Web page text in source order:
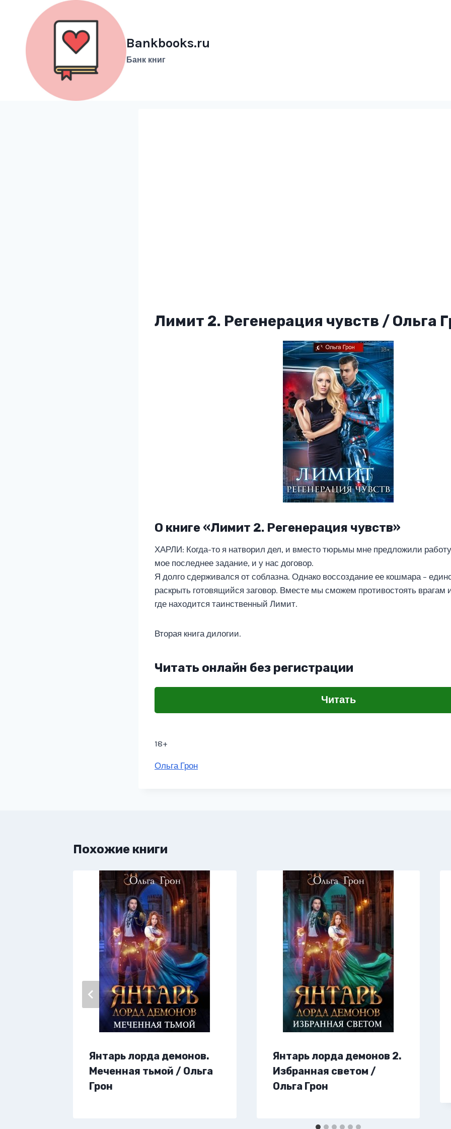
содержимому
Bankbooks.ru
Банк книг
Лимит 2. Регенерация чувств / Ольга
О книге «Лимит 2. Регенерация чувств»
ХАРЛИ: Когда-то я натворил дел, и вместо тюрьмы мне предложили
мое последнее задание, и у нас договор.
Я долго сдерживался от соблазна. Однако воссоздание ее кошмара –
раскрыть готовящийся заговор. Вместе мы сможем противостоять врагам
где находится таинственный Лимит.
Вторая книга дилогии.
Читать онлайн без регистрации
Читать
18+
Метки
Ольга Грон
Похожие книги
Янтарь лорда демонов.
Меченная тьмой / Ольга
Грон
Янтарь лорда демонов 2.
Избранная светом /
Ольга Грон